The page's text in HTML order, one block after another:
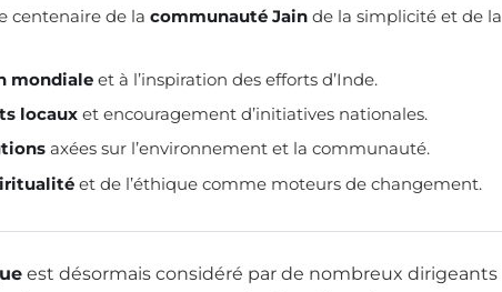
centenaire de la communauté Jain de la simplicité et de la
mondiale et à l’inspiration des efforts d’Inde.
locaux et encouragement d’initiatives nationales.
axées sur l’environnement et la communauté.
et de l’éthique comme moteurs de changement.
est désormais considéré par de nombreux dirigeants